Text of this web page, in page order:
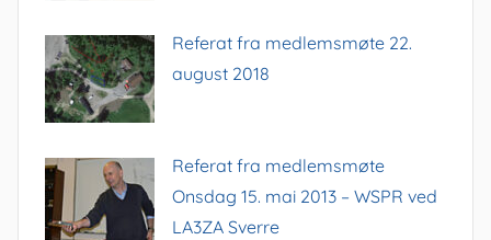
Referat fra medlemsmøte 22.
august 2018
Referat fra medlemsmøte
Onsdag 15. mai 2013 – WSPR ved
LA3ZA Sverre